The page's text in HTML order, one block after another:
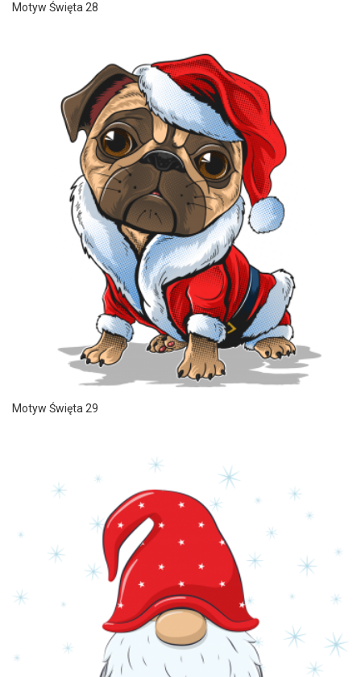
Motyw Święta 28
Motyw Święta 29